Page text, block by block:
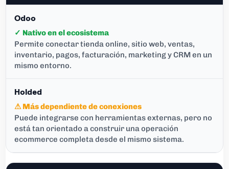
✓ Nativo en el ecosistema
Permite conectar tienda online, sitio web, ventas,
inventario, pagos, facturación, marketing y CRM en un
mismo entorno.
⚠ Más dependiente de conexiones
Puede integrarse con herramientas externas, pero no
está tan orientado a construir una operación
ecommerce completa desde el mismo sistema.